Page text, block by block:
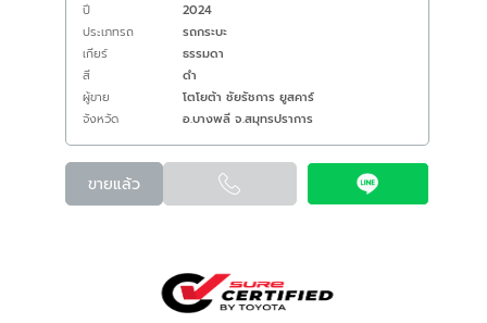
ปี
2024
ประเภทรถ
รถกระบะ
เกียร์
ธรรมดา
สี
ดำ
ผู้ขาย
โตโยต้า ชัยรัชการ ยูสคาร์
จังหวัด
อ.บางพลี จ.สมุทรปราการ
ขายแล้ว